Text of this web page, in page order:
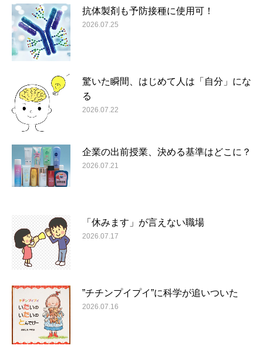
抗体製剤も予防接種に使用可！
2026.07.25
驚いた瞬間、はじめて人は「自分」にな
る
2026.07.22
企業の出前授業、決める基準はどこに？
2026.07.21
「休みます」が言えない職場
2026.07.17
”チチンプイプイ”に科学が追いついた
2026.07.16